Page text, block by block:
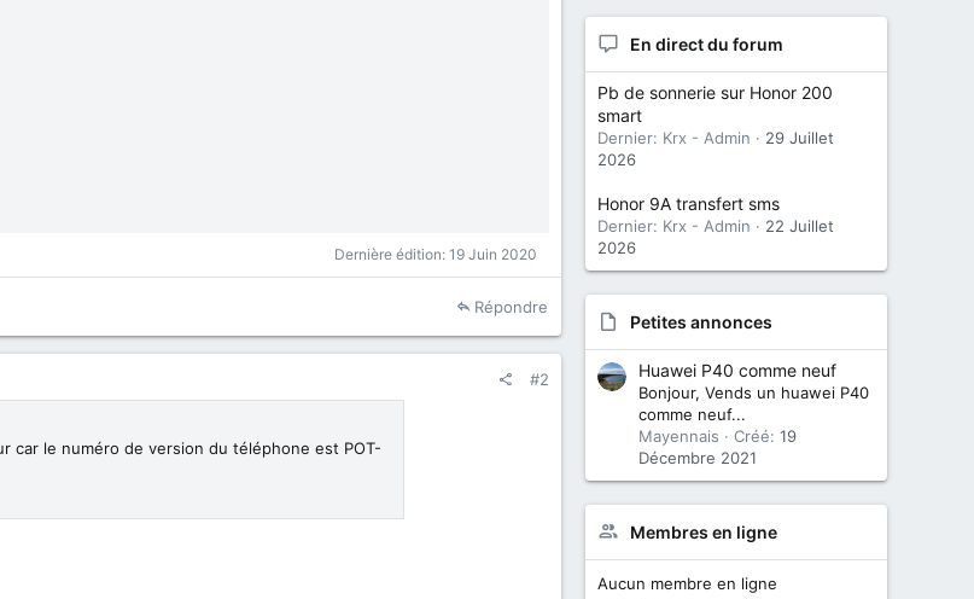
Dernière édition: 19 Juin 2020
Répondre
#2
car le numéro de version du téléphone est POT-
En direct du forum
Pb de sonnerie sur Honor 200
smart
Dernier: Krx - Admin
29 Juillet
2026
Honor 9A transfert sms
Dernier: Krx - Admin
22 Juillet
2026
Petites annonces
Huawei P40 comme neuf
Bonjour, Vends un huawei P40
comme neuf...
Mayennais
Créé: 19
Décembre 2021
Membres en ligne
Aucun membre en ligne